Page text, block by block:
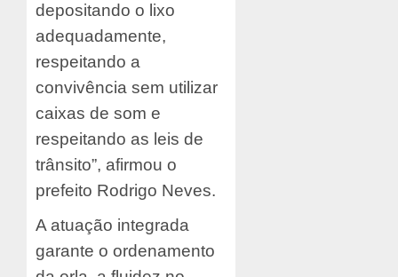
depositando o lixo
adequadamente,
respeitando a
convivência sem utilizar
caixas de som e
respeitando as leis de
trânsito”, afirmou o
prefeito Rodrigo Neves.
A atuação integrada
garante o ordenamento